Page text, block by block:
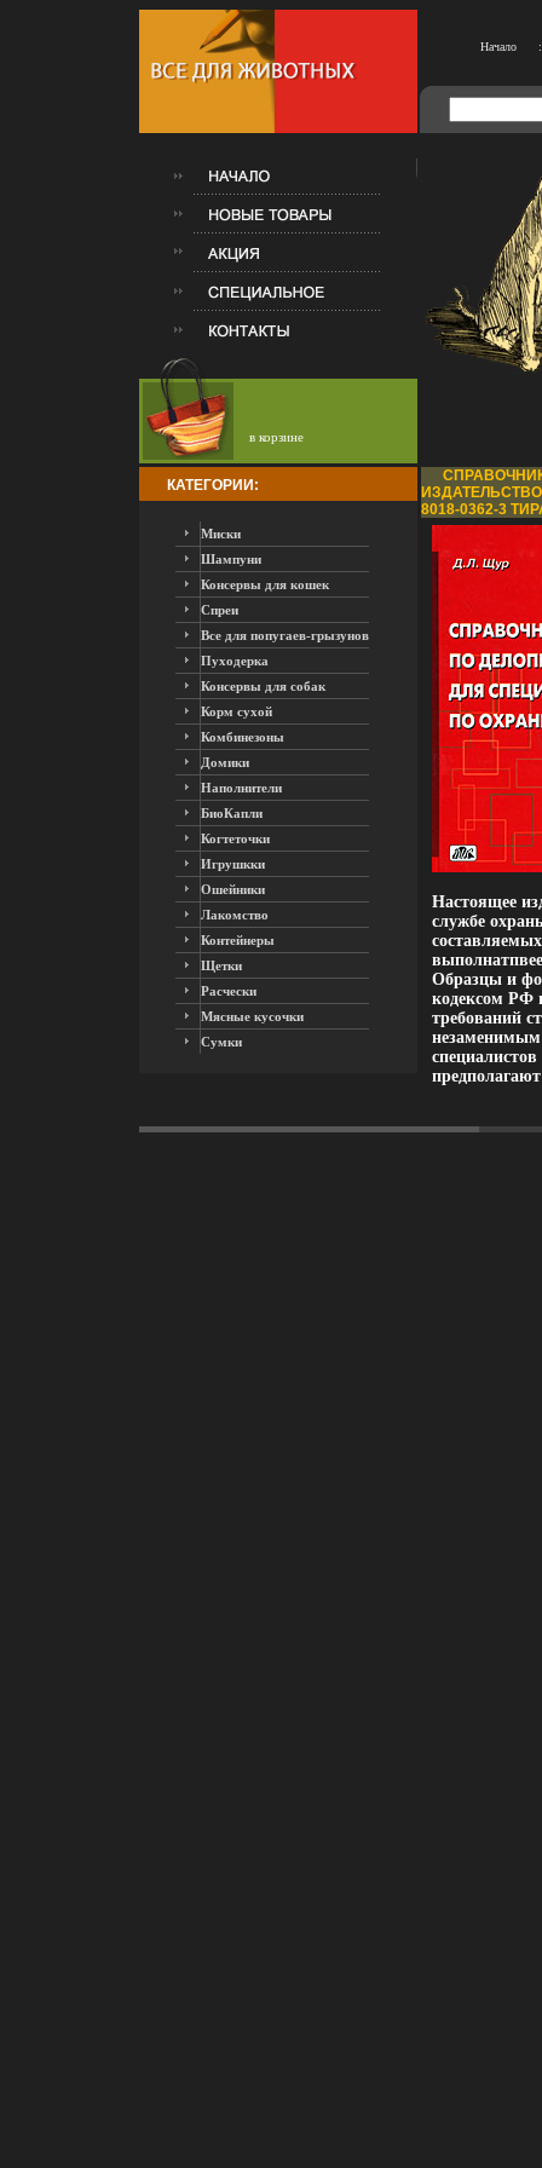
Начало
в корзине
КАТЕГОРИИ:
Миски
Шампуни
Консервы для кошек
Спреи
Все для попугаев-грызунов
Пуходерка
Консервы для собак
Корм сухой
Комбинезоны
Домики
Наполнители
БиоКапли
Когтеточки
Игрушкки
Ошейники
Лакомство
Контейнеры
Щетки
Расчески
Мясные кусочки
Сумки
8018-0362-3
Настоящее
службе
Образцы и
кодексом РФ
требований
незаменимым